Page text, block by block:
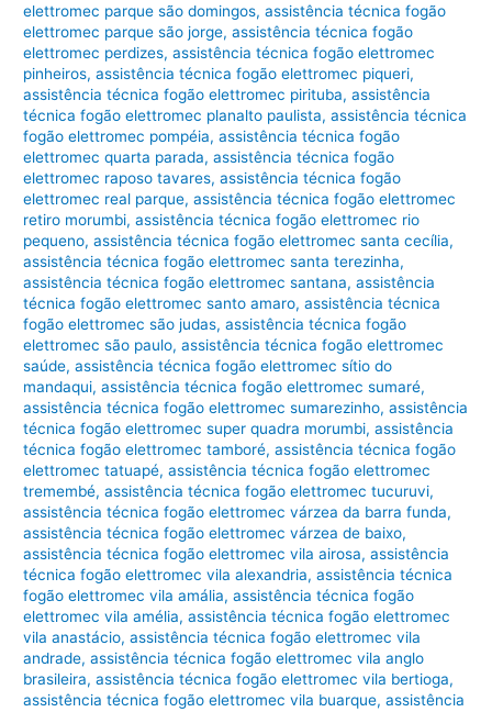
elettromec parque são domingos,assistência técnica fogão
elettromec parque são jorge,assistência técnica fogão
elettromec perdizes,assistência técnica fogão elettromec
pinheiros,assistência técnica fogão elettromec piqueri,
assistência técnica fogão elettromec pirituba,assistência
técnica fogão elettromec planalto paulista,assistência técnica
fogão elettromec pompéia,assistência técnica fogão
elettromec quarta parada,assistência técnica fogão
elettromec raposo tavares,assistência técnica fogão
elettromec real parque,assistência técnica fogão elettromec
retiro morumbi,assistência técnica fogão elettromec rio
pequeno,assistência técnica fogão elettromec santa cecília,
assistência técnica fogão elettromec santa terezinha,
assistência técnica fogão elettromec santana,assistência
técnica fogão elettromec santo amaro,assistência técnica
fogão elettromec são judas,assistência técnica fogão
elettromec são paulo,assistência técnica fogão elettromec
saúde,assistência técnica fogão elettromec sítio do
mandaqui,assistência técnica fogão elettromec sumaré,
assistência técnica fogão elettromec sumarezinho,assistência
técnica fogão elettromec super quadra morumbi,assistência
técnica fogão elettromec tamboré,assistência técnica fogão
elettromec tatuapé,assistência técnica fogão elettromec
tremembé,assistência técnica fogão elettromec tucuruvi,
assistência técnica fogão elettromec várzea da barra funda,
assistência técnica fogão elettromec várzea de baixo,
assistência técnica fogão elettromec vila airosa,assistência
técnica fogão elettromec vila alexandria,assistência técnica
fogão elettromec vila amália,assistência técnica fogão
elettromec vila amélia,assistência técnica fogão elettromec
vila anastácio,assistência técnica fogão elettromec vila
andrade,assistência técnica fogão elettromec vila anglo
brasileira,assistência técnica fogão elettromec vila bertioga,
assistência técnica fogão elettromec vila buarque,assistência